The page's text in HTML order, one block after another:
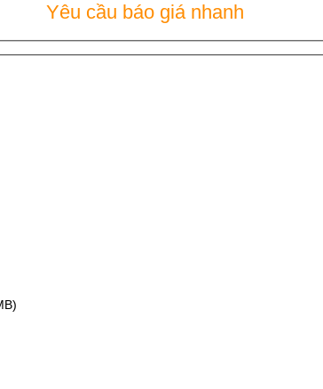
Yêu cầu báo giá nhanh